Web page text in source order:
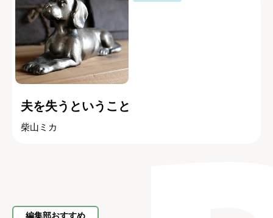
夫を失うということ
柴山ミカ
編集部おすすめ